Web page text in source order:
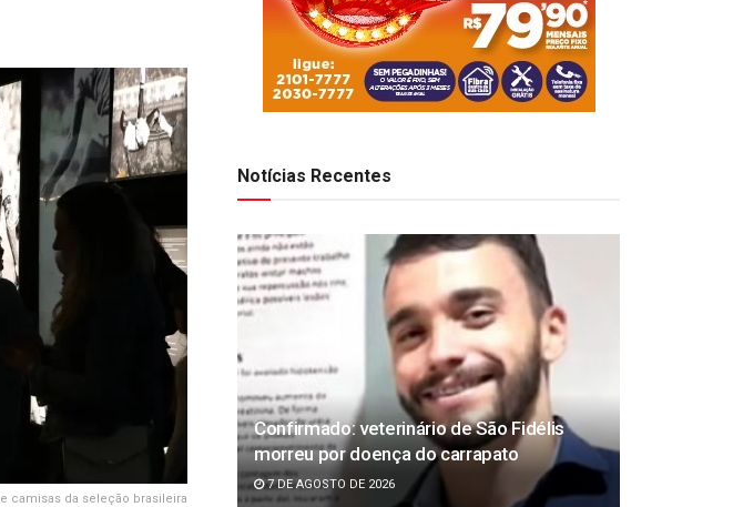
camisas da seleção brasileira
Notícias Recentes
Confirmado: veterinário de São Fidélis
morreu por doença do carrapato
7 DE AGOSTO DE 2026